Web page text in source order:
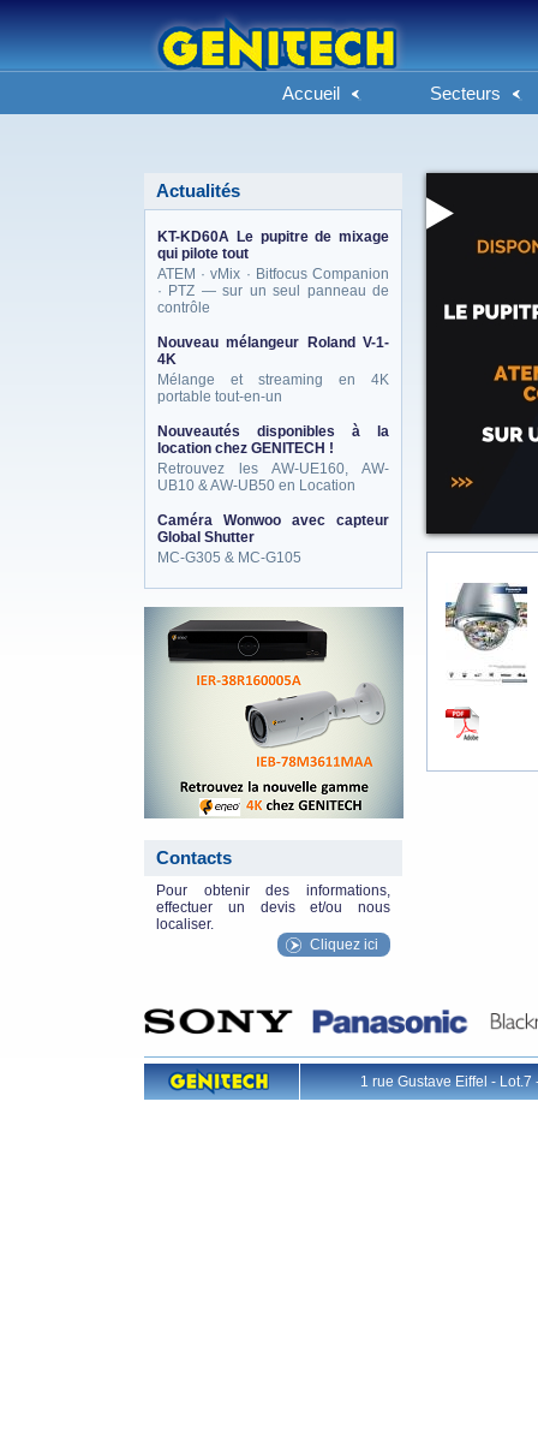
Accueil Secteurs
Actualités
KT-KD60A Le pupitre de mixage
qui pilote tout
ATEM · vMix · Bitfocus Companion
· PTZ — sur un seul panneau de
contrôle
Nouveau mélangeur Roland V-1-
4K
Mélange et streaming en 4K
portable tout-en-un
Nouveautés disponibles à la
location chez GENITECH !
Retrouvez les AW-UE160, AW-
UB10 & AW-UB50 en Location
Caméra Wonwoo avec capteur
Global Shutter
MC-G305 & MC-G105
Contacts
Pour obtenir des informations,
effectuer un devis et/ou nous
localiser.
Cliquez ici
1 rue Gustave Eiffel -